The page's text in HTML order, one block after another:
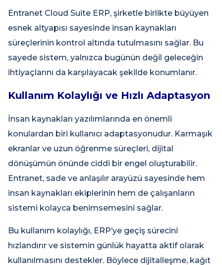
Entranet Cloud Suite ERP, şirketle birlikte büyüyen
esnek altyapısı sayesinde insan kaynakları
süreçlerinin kontrol altında tutulmasını sağlar. Bu
sayede sistem, yalnızca bugünün değil geleceğin
ihtiyaçlarını da karşılayacak şekilde konumlanır.
Kullanım Kolaylığı ve Hızlı Adaptasyon
İnsan kaynakları yazılımlarında en önemli
konulardan biri kullanıcı adaptasyonudur. Karmaşık
ekranlar ve uzun öğrenme süreçleri, dijital
dönüşümün önünde ciddi bir engel oluşturabilir.
Entranet, sade ve anlaşılır arayüzü sayesinde hem
insan kaynakları ekiplerinin hem de çalışanların
sistemi kolayca benimsemesini sağlar.
Bu kullanım kolaylığı, ERP’ye geçiş sürecini
hızlandırır ve sistemin günlük hayatta aktif olarak
kullanılmasını destekler. Böylece dijitalleşme, kağıt